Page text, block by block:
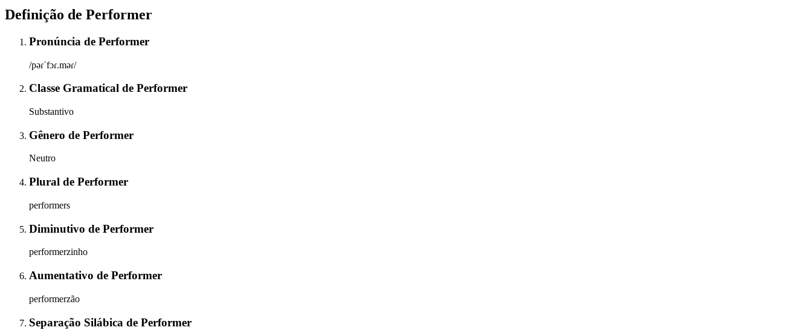
Definição de Performer
Pronúncia de Performer
/pəɾˈfɔɾ.məɾ/
Classe Gramatical de Performer
Substantivo
Gênero de Performer
Neutro
Plural de Performer
performers
Diminutivo de Performer
performerzinho
Aumentativo de Performer
performerzão
Separação Silábica de Performer